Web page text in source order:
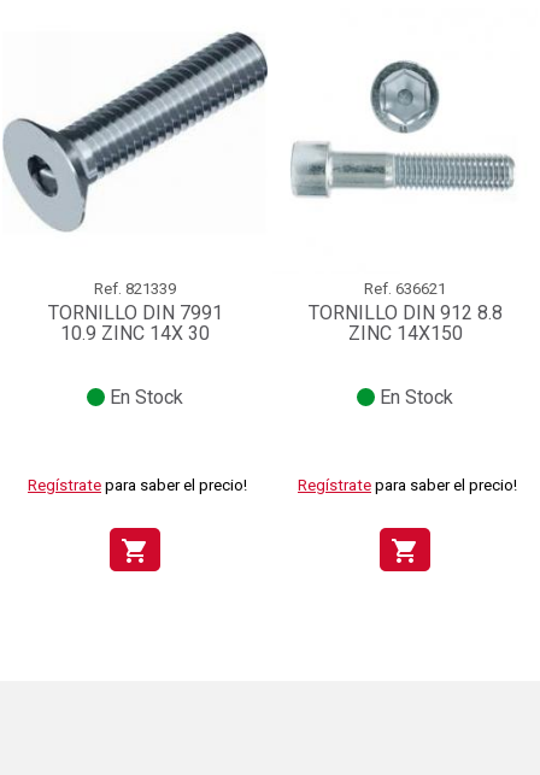
Ref. 821339
TORNILLO DIN 7991
10.9 ZINC 14X 30
En Stock
Regístrate para saber el precio!
shopping_cart
Ref. 636621
TORNILLO DIN 912 8.8
ZINC 14X150
En Stock
Regístrate para saber el precio!
shopping_cart